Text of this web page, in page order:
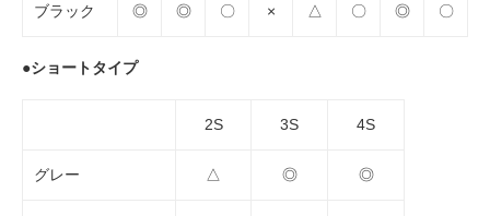
ブラック ◎ ◎ 〇 × △ 〇 ◎ 〇
●ショートタイプ
2S 3S 4S
グレー △ ◎ ◎